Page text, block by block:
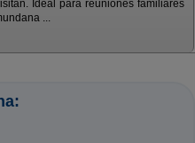
Ideal para reuniones familiares
...